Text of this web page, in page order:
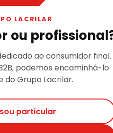
LACRILAR
ou
ao consumidor final.
podemos encaminhá-lo
do Grupo Lacrilar.
particular